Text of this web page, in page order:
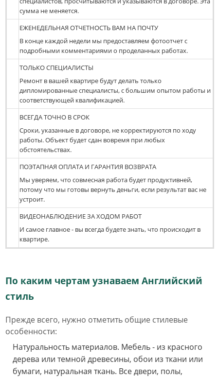
сумма не меняется.
ЕЖЕНЕДЕЛЬНАЯ ОТЧЕТНОСТЬ ВАМ НА ПОЧТУ
В конце каждой недели мы предоставляем фотоотчет с
подробными комментариями о проделанных работах.
ТОЛЬКО СПЕЦИАЛИСТЫ
Ремонт в вашей квартире будут делать только
дипломированные специалисты, с большим опытом работы и
соответствующей квалификацией.
ВСЕГДА ТОЧНО В СРОК
Сроки, указанные в договоре, не корректируются по ходу
работы. Объект будет сдан вовремя при любых
обстоятельствах.
ПОЭТАПНАЯ ОПЛАТА И ГАРАНТИЯ ВОЗВРАТА
Мы уверяем, что совмесная работа будет продуктивней,
потому что мы готовы вернуть деньги, если результат вас не
устроит.
ВИДЕОНАБЛЮДЕНИЕ ЗА ХОДОМ РАБОТ
И самое главное - вы всегда будете знать, что происходит в
квартире.
По каким чертам узнаваем Английский
стиль
Прежде всего, нужно отметить общие стилевые
особенности:
Натуральность материалов. Мебель - из красного
дерева или темной древесины, обои из ткани или
бумаги, натуральная ткань. Все двери, полы,